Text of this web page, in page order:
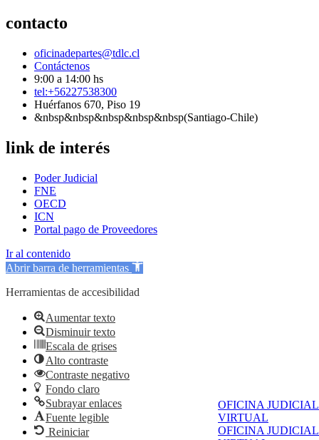
OFICINA JUDICIAL
VIRTUAL
OFICINA JUDICIAL
contacto
oficinadepartes@tdlc.cl
Contáctenos
9:00 a 14:00 hs
tel:+56227538300
Huérfanos 670, Piso 19
&nbsp&nbsp&nbsp&nbsp&nbsp(Santiago-Chile)
link de interés
Poder Judicial
FNE
OECD
ICN
Portal pago de Proveedores
Ir al contenido
Abrir barra de herramientas
Herramientas de accesibilidad
Aumentar texto
Disminuir texto
Escala de grises
Alto contraste
Contraste negativo
Fondo claro
Subrayar enlaces
Fuente legible
Reiniciar